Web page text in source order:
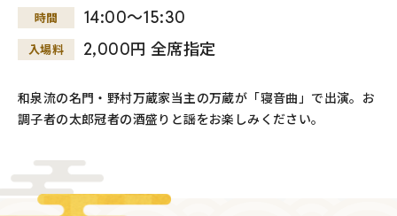
時間 14:00～15:30
入場料 2,000円 全席指定
和泉流の名門・野村万蔵家当主の万蔵が「寝音曲」で出演。お
調子者の太郎冠者の酒盛りと謡をお楽しみください。